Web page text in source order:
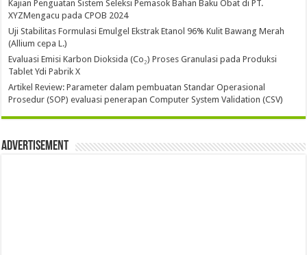
Kajian Penguatan Sistem Seleksi Pemasok Bahan Baku Obat di PT.
XYZMengacu pada CPOB 2024
Uji Stabilitas Formulasi Emulgel Ekstrak Etanol 96% Kulit Bawang Merah
(Allium cepa L.)
Evaluasi Emisi Karbon Dioksida (Co₂) Proses Granulasi pada Produksi
Tablet Ydi Pabrik X
Artikel Review: Parameter dalam pembuatan Standar Operasional
Prosedur (SOP) evaluasi penerapan Computer System Validation (CSV)
Advertisement